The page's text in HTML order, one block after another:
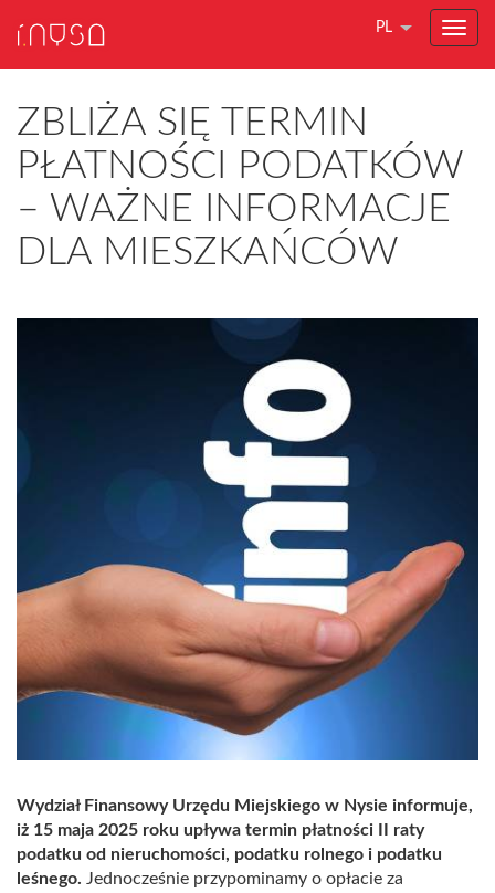
PL
ZBLIŻA SIĘ TERMIN
PŁATNOŚCI PODATKÓW
– WAŻNE INFORMACJE
DLA MIESZKAŃCÓW
Wydział Finansowy Urzędu Miejskiego w Nysie informuje,
iż 15 maja 2025 roku upływa termin płatności II raty
podatku od nieruchomości, podatku rolnego i podatku
leśnego. Jednocześnie przypominamy o opłacie za